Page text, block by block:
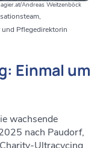
Andreas Weitzenböck
Pflegedirektorin
Einmal um
wachsende
nach Paudorf,